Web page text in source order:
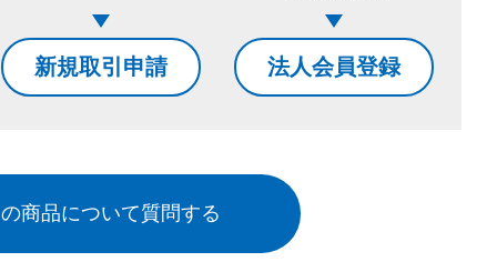
新規取引申請 法人会員登録
商品について質問する